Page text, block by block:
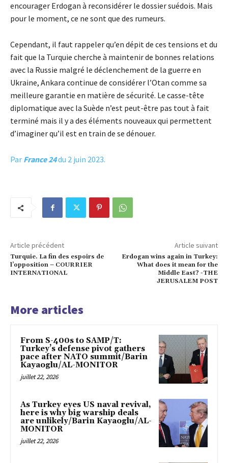
encourager Erdogan à reconsidérer le dossier suédois. Mais
pour le moment, ce ne sont que des rumeurs.
Cependant, il faut rappeler qu’en dépit de ces tensions et du
fait que la Turquie cherche à maintenir de bonnes relations
avec la Russie malgré le déclenchement de la guerre en
Ukraine, Ankara continue de considérer l’Otan comme sa
meilleure garantie en matière de sécurité. Le casse-tête
diplomatique avec la Suède n’est peut-être pas tout à fait
terminé mais il y a des éléments nouveaux qui permettent
d’imaginer qu’il est en train de se dénouer.
Par France 24du 2 juin 2023.
Article précédent
Turquie. La fin des espoirs de
l’opposition – COURRIER
INTERNATIONAL
Article suivant
Erdogan wins again in Turkey:
What does it mean for the
Middle East? -THE
JERUSALEM POST
More articles
From S-400s to SAMP/T:
Turkey’s defense pivot gathers
pace after NATO summit/Barin
Kayaoglu/AL-MONITOR
juillet 22, 2026
As Turkey eyes US naval revival,
here is why big warship deals
are unlikely/Barin Kayaoglu/AL-
MONITOR
juillet 22, 2026